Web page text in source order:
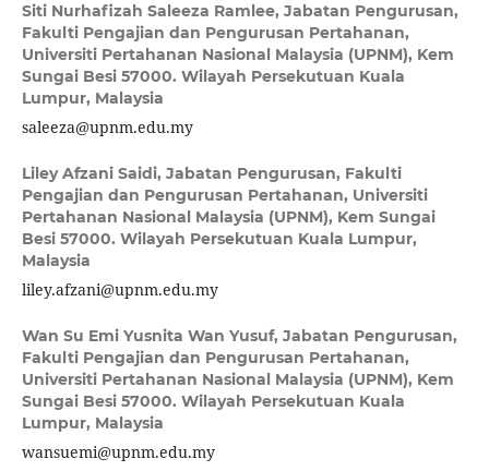
Siti Nurhafizah Saleeza Ramlee, Jabatan Pengurusan,
Fakulti Pengajian dan Pengurusan Pertahanan,
Universiti Pertahanan Nasional Malaysia (UPNM), Kem
Sungai Besi 57000. Wilayah Persekutuan Kuala
Lumpur, Malaysia
saleeza@upnm.edu.my
Liley Afzani Saidi, Jabatan Pengurusan, Fakulti
Pengajian dan Pengurusan Pertahanan, Universiti
Pertahanan Nasional Malaysia (UPNM), Kem Sungai
Besi 57000. Wilayah Persekutuan Kuala Lumpur,
Malaysia
liley.afzani@upnm.edu.my
Wan Su Emi Yusnita Wan Yusuf, Jabatan Pengurusan,
Fakulti Pengajian dan Pengurusan Pertahanan,
Universiti Pertahanan Nasional Malaysia (UPNM), Kem
Sungai Besi 57000. Wilayah Persekutuan Kuala
Lumpur, Malaysia
wansuemi@upnm.edu.my